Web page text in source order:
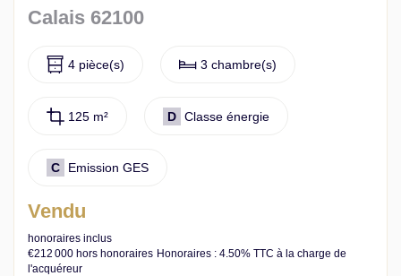
Calais 62100
4 pièce(s) 3 chambre(s)
125 m² D Classe énergie
C Emission GES
Vendu
honoraires inclus
€212 000 hors honoraires Honoraires : 4.50% TTC à la charge de
l'acquéreur